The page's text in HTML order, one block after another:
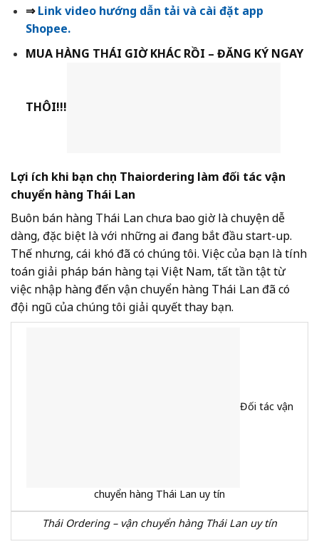
⇒Link video hướng dẫn tải và cài đặt app
Shopee.
MUA HÀNG THÁI GIỜ KHÁC RỒI – ĐĂNG KÝ NGAY
THÔI!!!
Lợi ích khi bạn chọn Thaiordering làm đối tác vận
chuyển hàng Thái Lan
Buôn bán hàng Thái Lan chưa bao giờ là chuyện dễ
dàng, đặc biệt là với những ai đang bắt đầu start-up.
Thế nhưng, cái khó đã có chúng tôi. Việc của bạn là tính
toán giải pháp bán hàng tại Việt Nam, tất tần tật từ
việc nhập hàng đến vận chuyển hàng Thái Lan đã có
đội ngũ của chúng tôi giải quyết thay bạn.
Đối tác vận
chuyển hàng Thái Lan uy tín
Thái Ordering – vận chuyển hàng Thái Lan uy tín